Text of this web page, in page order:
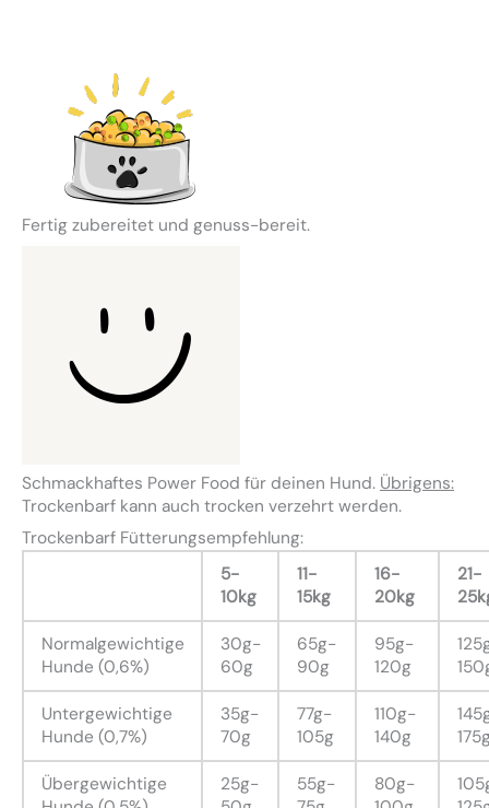
Fertig zubereitet und genuss-bereit.
Schmackhaftes Power Food für deinen Hund. Übrigens:
Trockenbarf kann auch trocken verzehrt werden.
Trockenbarf Fütterungsempfehlung:
5-
10kg
11-
15kg
16-
20kg
21-
Normalgewichtige
Hunde (0,6%)
30g-
60g
65g-
90g
95g-
120g
Untergewichtige
Hunde (0,7%)
35g-
70g
77g-
105g
110g-
140g
Übergewichtige
25g-
55g-
80g-